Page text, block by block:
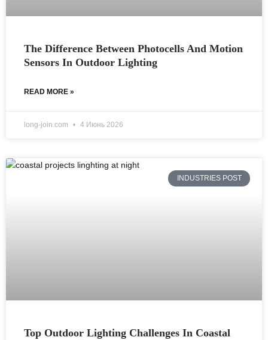
The Difference Between Photocells And Motion
Sensors In Outdoor Lighting
READ MORE »
long-join.com 4 Июнь 2026
INDUSTRIES POST
Top Outdoor Lighting Challenges In Coastal